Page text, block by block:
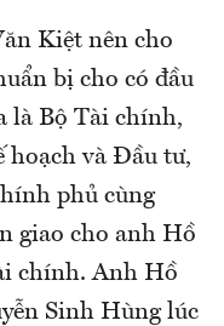
Kiệt nên cho
bị cho có đầu
là Bộ Tài chính,
hoạch và Đầu tư,
phủ cùng
giao cho anh Hồ
chính. Anh Hồ
Sinh Hùng lúc